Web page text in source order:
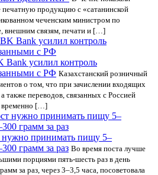
продукцию с «сатанинской
чеченским министром по
внешним связям, печати и […]
Bank усилил контроль
с РФ Казахстанский розничный
о том, что при зачислении входящих
также переводов, связанных с Россией
временно […]
нужно принимать пищу 5–
грамм за раз Во время поста лучше
порциями пять-шесть раз в день
за раз, через 3–3,5 часа, посоветовала